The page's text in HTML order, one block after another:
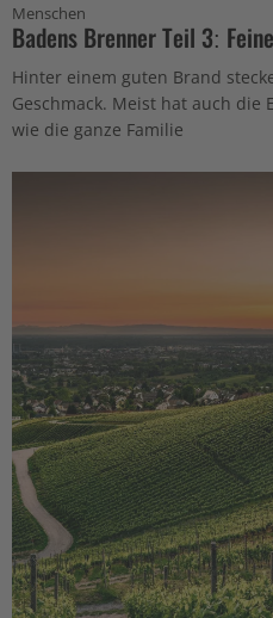
Menschen
Badens Brenner Teil 3:
Hinter einem guten Brand
Geschmack. Meist hat auch
wie die ganze Familie